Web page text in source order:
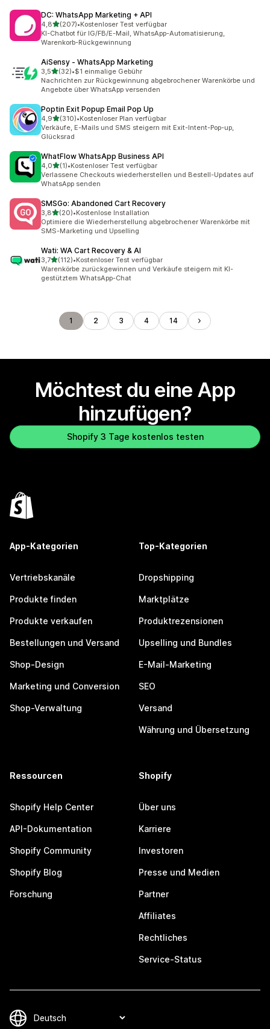
DC: WhatsApp Marketing + API
4,8von 5 Sternen
(207)
207 Rezensionen insgesamt
•Kostenloser Test verfügbar
KI-Chatbot für IG/FB/E-Mail, WhatsApp-Automatisierung,
Warenkorb-Rückgewinnung
AiSensy ‑ WhatsApp Marketing
3,5von 5 Sternen
(32)
32 Rezensionen insgesamt
•$1 einmalige Gebühr
Nachrichten zur Rückgewinnung abgebrochener Warenkörbe und
Angebote über WhatsApp versenden
Poptin Exit Popup Email Pop Up
4,9von 5 Sternen
(310)
310 Rezensionen insgesamt
•Kostenloser Plan verfügbar
Verkäufe, E-Mails und SMS steigern mit Exit-Intent-Pop-up,
Glücksrad
WhatFlow WhatsApp Business API
4,0von 5 Sternen
(1)
1 Rezensionen insgesamt
•Kostenloser Test verfügbar
Verlassene Checkouts wiederherstellen und Bestell-Updates auf
WhatsApp senden
SMSGo: Abandoned Cart Recovery
3,8von 5 Sternen
(20)
20 Rezensionen insgesamt
•Kostenlose Installation
Optimiere die Wiederherstellung abgebrochener Warenkörbe mit
SMS-Marketing und Upselling
Wati: WA Cart Recovery & AI
3,7von 5 Sternen
(112)
112 Rezensionen insgesamt
•Kostenloser Test verfügbar
Warenkörbe zurückgewinnen und Verkäufe steigern mit KI-
gestütztem WhatsApp-Chat
1 2 3 4 14
Möchtest du eine App
hinzufügen?
Shopify 3 Tage kostenlos testen
App-Kategorien
Vertriebskanäle
Produkte finden
Produkte verkaufen
Bestellungen und Versand
Shop-Design
Marketing und Conversion
Shop-Verwaltung
Top-Kategorien
Dropshipping
Marktplätze
Produktrezensionen
Upselling und Bundles
E-Mail-Marketing
SEO
Versand
Währung und Übersetzung
Ressourcen
Shopify Help Center
API-Dokumentation
Shopify Community
Shopify Blog
Forschung
Shopify
Über uns
Karriere
Investoren
Presse und Medien
Partner
Affiliates
Rechtliches
Service-Status